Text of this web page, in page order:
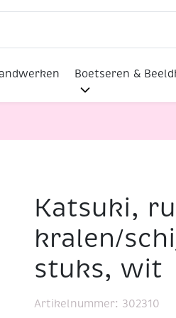
Boetseren &
stuks, wit
Katsuki,
kralen/
stuks, wit
Artikelnummer: 302310